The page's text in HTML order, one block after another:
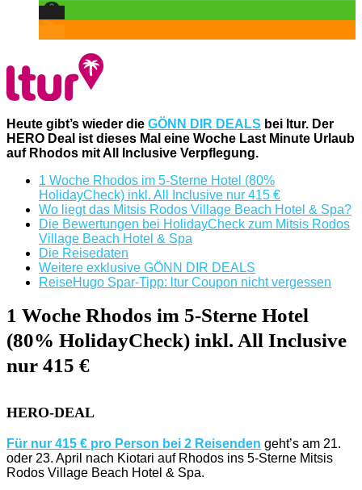
Heute gibt’s wieder die GÖNN DIR DEALS bei ltur. Der
HERO Deal ist dieses Mal eine Woche Last Minute Urlaub
auf Rhodos mit All Inclusive Verpflegung.
1 Woche Rhodos im 5-Sterne Hotel (80%
HolidayCheck) inkl. All Inclusive nur 415 €
Wo liegt das Mitsis Rodos Village Beach Hotel & Spa?
Die Bewertungen bei HolidayCheck zum Mitsis Rodos
Village Beach Hotel & Spa
Die Reisedaten
Weitere exklusive GÖNN DIR DEALS
ReiseHugo Spar-Tipp: ltur Coupon nicht vergessen
1 Woche Rhodos im 5-Sterne Hotel
(80% HolidayCheck) inkl. All Inclusive
nur 415 €
HERO-DEAL
Für nur 415 € pro Person bei 2 Reisenden geht’s am 21.
oder 23. April nach Kiotari auf Rhodos ins 5-Sterne Mitsis
Rodos Village Beach Hotel & Spa.